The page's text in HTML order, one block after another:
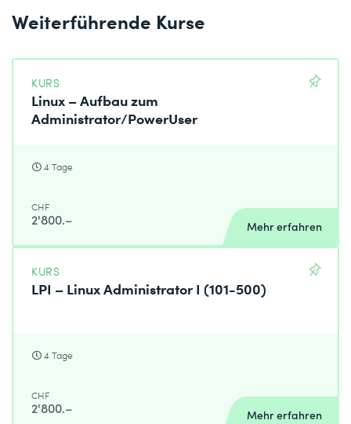
Weiterführende Kurse
KURS
Linux – Aufbau zum
Administrator/PowerUser
4 Tage
CHF
2'800.– Mehr erfahren
KURS
LPI – Linux Administrator I (101-500)
4 Tage
CHF
2'800.– Mehr erfahren